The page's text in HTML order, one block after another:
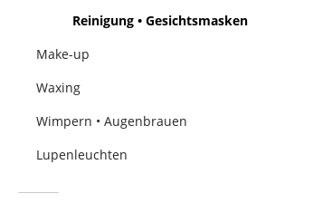
Reinigung • Gesichtsmasken
Make-up
Waxing
Wimpern • Augenbrauen
Lupenleuchten